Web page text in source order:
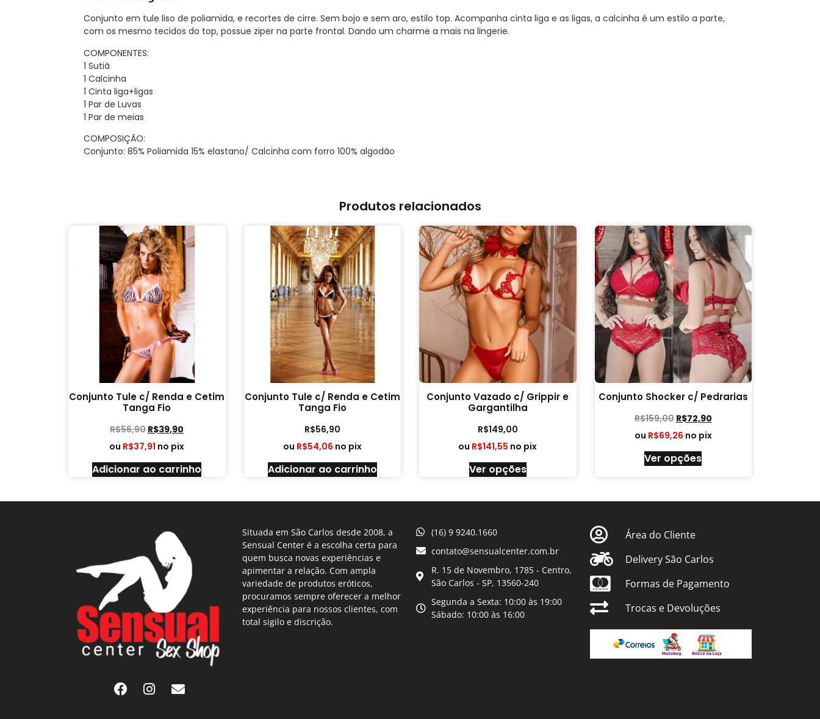
Conjunto em tule liso de poliamida, e recortes de cirre. Sem bojo e sem aro, estilo top. Acompanha cinta liga e as ligas, a calcinha é um estilo a parte,
com os mesmo tecidos do top, possue ziper na parte frontal. Dando um charme a mais na lingerie.
COMPONENTES:
1 Sutiã
1 Calcinha
1 Cinta liga+ligas
1 Par de Luvas
1 Par de meias
COMPOSIÇÃO:
Conjunto: 85% Poliamida 15% elastano/ Calcinha com forro 100% algodão
Produtos relacionados
Conjunto Tule c/ Renda e Cetim
Tanga Fio
R$56,90R$39,90
ou R$37,91 no pix
Adicionar ao carrinho
Conjunto Tule c/ Renda e Cetim
Tanga Fio
R$56,90
ou R$54,06 no pix
Adicionar ao carrinho
Conjunto Vazado c/ Grippir e
Gargantilha
R$149,00
ou R$141,55 no pix
Ver opções
Conjunto Shocker c/ Pedrarias
R$159,00 R$72,90
ou R$69,26 no pix
Ver opções
Situada em São Carlos desde 2008, a
Sensual Center é a escolha certa para
quem busca novas experiências e
apimentar a relação. Com ampla
variedade de produtos eróticos,
procuramos sempre oferecer a melhor
experiência para nossos clientes, com
total sigilo e discrição.
(16) 9 9240.1660
contato@sensualcenter.com.br
R. 15 de Novembro, 1785 - Centro,
São Carlos - SP, 13560-240
Segunda a Sexta: 10:00 às 19:00
Sábado: 10:00 às 16:00
Área do Cliente
Delivery São Carlos
Formas de Pagamento
Trocas e Devoluções